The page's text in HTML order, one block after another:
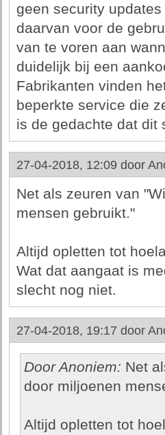
geen security
daarvan voor de
van te voren aan
duidelijk bij een
Fabrikanten vinden
beperkte service die
is de gedachte dat dit
27-04-2018, 12:09 door
Net als zeuren van
mensen gebruikt."
Altijd opletten tot
Wat dat aangaat is
slecht nog niet.
27-04-2018, 19:17 door
Door Anoniem: Net
door miljoenen
Altijd opletten tot